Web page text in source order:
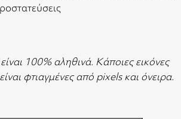
100% αληθινά. Κάποιες εικόνες
φτιαγμένες από pixels και όνειρα.